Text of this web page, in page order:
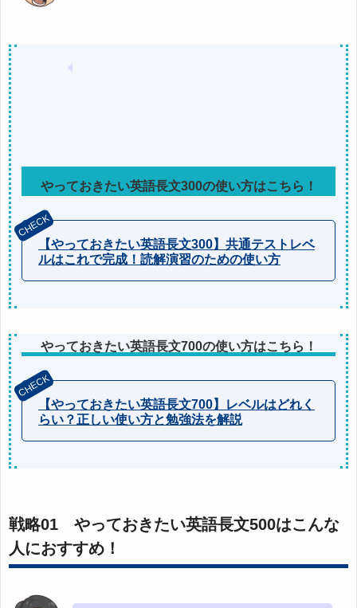
やっておきたい英語長文300の使い方はこちら！
【やっておきたい英語長文300】共通テストレベ
ルはこれで完成！読解演習のための使い方
やっておきたい英語長文700の使い方はこちら！
【やっておきたい英語長文700】レベルはどれく
らい？正しい使い方と勉強法を解説
戦略01 やっておきたい英語長文500はこんな
人におすすめ！